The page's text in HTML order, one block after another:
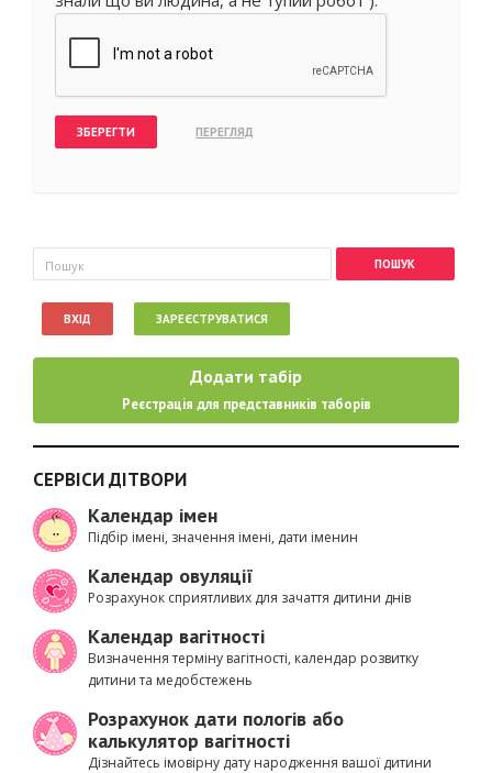
Пошукова форма
Пошук
ВХІД ЗАРЕЄСТРУВАТИСЯ
Додати табір
Реєстрація для представників таборів
СЕРВІСИ ДІТВОРИ
Календар імен
Підбір імені, значення імені, дати іменин
Календар овуляції
Розрахунок сприятливих для зачаття дитини днів
Календар вагітності
Визначення терміну вагітності, календар розвитку
дитини та медобстежень
Розрахунок дати пологів або
калькулятор вагітності
Дізнайтесь імовірну дату народження вашої дитини